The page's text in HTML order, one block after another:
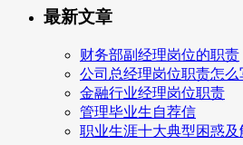
最新文章
财务部副经理岗位的职责
公司总经理岗位职责怎么
金融行业经理岗位职责
管理毕业生自荐信
职业生涯十大典型困惑及